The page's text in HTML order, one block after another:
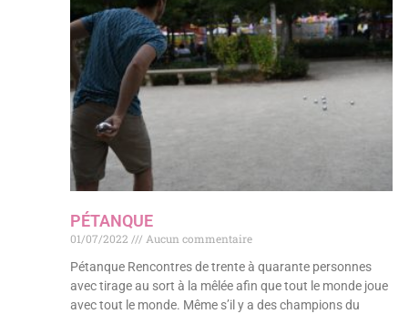
PÉTANQUE
01/07/2022
Aucun commentaire
Pétanque Rencontres de trente à quarante personnes
avec tirage au sort à la mêlée afin que tout le monde joue
avec tout le monde. Même s’il y a des champions du